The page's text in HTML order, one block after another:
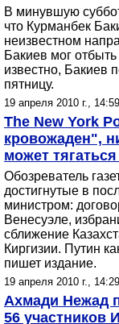
В минувшую
что Курманбек
неизвестном
Бакиев мог
известно, Бакиев
пятницу.
19 апреля 2010 г., 14:59
The New York
кровожаден",
может
Обозреватель
достигнутые в
министром:
Венесуэле,
сближение
Киргизии. Путин
пишет издание.
19 апреля 2010 г., 14:29
Ахмади Нежад
56 участников